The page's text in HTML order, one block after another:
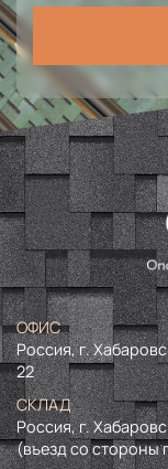
ОФИС
Россия, г.
22
СКЛАД
Россия, г.
(въезд со стороны